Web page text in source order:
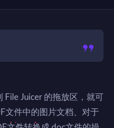
File Juicer 的拖放区，就可
文件中的图片文档、对于